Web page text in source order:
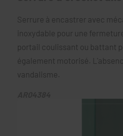
Serrure à encastrer avec
inoxydable pour une
portail coulissant ou battant
également motorisé.
vandalisme.